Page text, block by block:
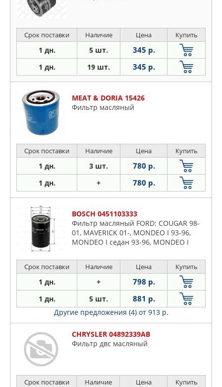
Срок поставки Наличие Цена Купить
1 дн. 5 шт. 345 р.
1 дн. 19 шт. 345 р.
MEAT & DORIA 15426
Фильтр масляный
Срок поставки Наличие Цена Купить
1 дн. 3 шт. 780 р.
1 дн. + 780 р.
BOSCH 0451103333
Фильтр масляный FORD: COUGAR 98-
01, MAVERICK 01-, MONDEO I 93-96,
MONDEO I седан 93-96, MONDEO I
MONDEO II седан 96-00, MONDEO
Срок поставки Наличие Цена Купить
1 дн. + 798 р.
1 дн. 5 шт. 881 р.
Другие предложения (4) от 913 р.
CHRYSLER 04892339AB
Фильтр двс масляный
Срок поставки Наличие Цена Купить